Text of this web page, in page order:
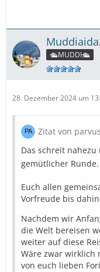
🛳️MUDDI🛳️
28. Dezember 2024 um
Zitat von parvus
Das schreit
gemütlicher Runde.
Euch allen
Vorfreude bis dahin
Nachdem wir
die Welt bereisen
weiter auf diese
Wäre zwar wirklich
von euch lieben